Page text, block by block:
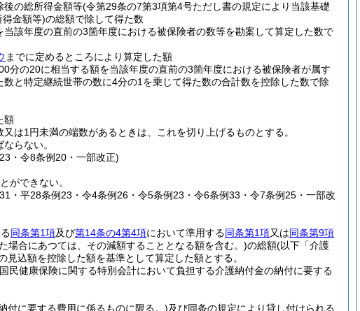
の総所得金額等(令第29条の7第3項第4号ただし書の規定により当該基礎
金額等)の総額で除して得た数
該年度の直前の3箇年度における被保険者の数等を勘案して算定した数で
までに定めるところにより算定した額
の20に相当する額を当該年度の直前の3箇年度における被保険者が属す
と特定継続世帯の数に4分の1を乗じて得た数の合計数を控除した数で除
額
は1円未満の端数があるときは、これを切り上げるものとする。
らない。
・令8条例20・一部改正)
ができない。
・平28条例23・令4条例26・令5条例23・令6条例33・令7条例25・一部改
同条第1項及び第14条の4第4項において準用する同条第1項又は同条第9項
場合にあつては、その減額することとなる額を含む。)の総額(以下「介護
見込額を控除した額を基準として算定した額とする。
民健康保険に関する特別会計において負担する介護納付金の納付に要する
付に要する費用に係るものに限る。)及び同条の規定により貸し付けられる